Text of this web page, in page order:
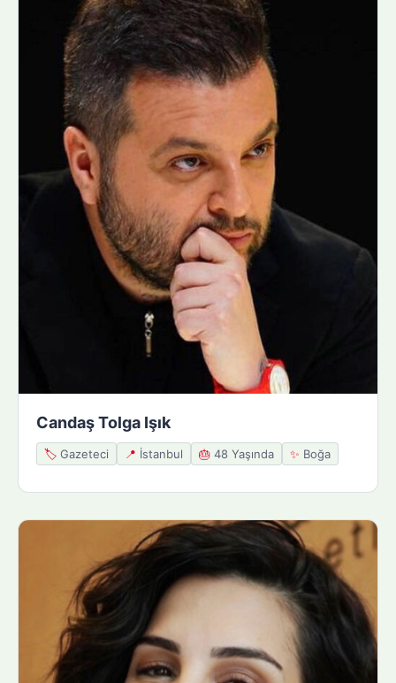
Candaş Tolga Işık
🏷️ Gazeteci 📍 İstanbul 🎂 48 Yaşında ✨ Boğa